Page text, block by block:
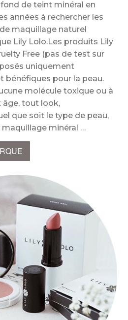
de teint minéral en
années à rechercher les
maquillage naturel
Lily Lolo.Les produits Lily
Free (pas de test sur
uniquement
bénéfiques pour la peau.
molécule toxique ou à
âge, tout look,
que soit le type de peau,
maquillage minéral